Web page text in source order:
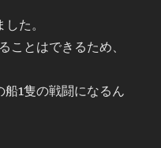
た。
ことはできるため、
1隻の戦闘になるん